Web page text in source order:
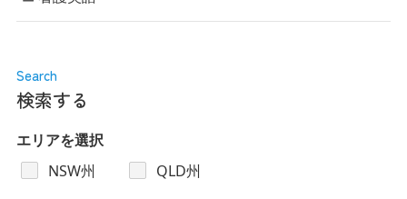
Search
検索する
エリアを選択
NSW州
QLD州